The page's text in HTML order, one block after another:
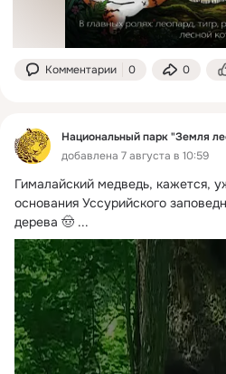
Комментарии 0 0
Национальный парк "Земля
добавлена 7 августа в 10:59
Гималайский медведь, кажется,
основания Уссурийского
дерева 🤠 ...